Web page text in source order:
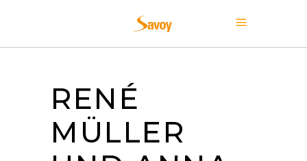
RENÉ
MÜLLER